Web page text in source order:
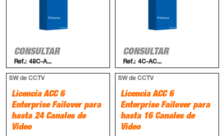
CONSULTAR
Ref.: 48C-A...
CONSULTAR
Ref.: 4C-AC...
SW de CCTV
Licencia ACC 6
Enterprise Failover para
hasta 24 Canales de
Video
SW de CCTV
Licencia ACC 6
Enterprise Failover para
hasta 16 Canales de
Video